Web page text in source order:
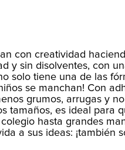
con creatividad
y sin disolventes, con
solo tiene una de las
se manchan! Con
grumos, arrugas y
tamaños, es ideal para
hasta grandes
a sus ideas: